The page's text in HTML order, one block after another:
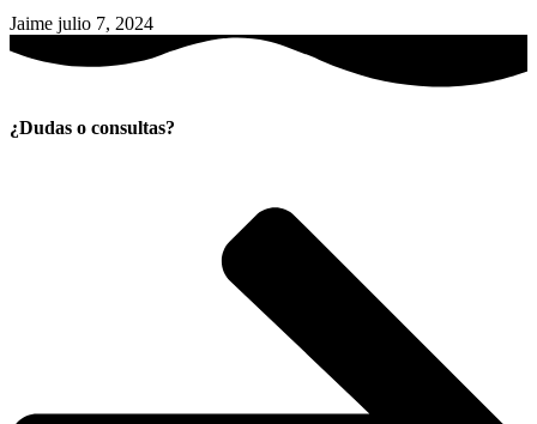
Jaime julio 7, 2024
¿Dudas o consultas?